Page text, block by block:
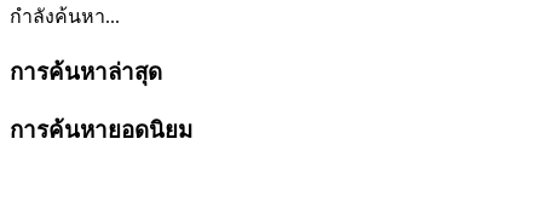
กำลังค้นหา...
การค้นหาล่าสุด
การค้นหายอดนิยม